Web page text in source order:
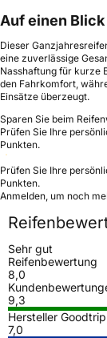
Auf einen Blick
Dieser
eine zuverlässige
Nasshaftung für kurze
den Fahrkomfort,
Einsätze überzeugt.
Sparen Sie beim
Prüfen Sie Ihre
Punkten.
Prüfen Sie Ihre
Punkten.
Anmelden, um noch
Sehr gut
Reifenbewertung
8,0
9,3
Hersteller Goodtrip
7,0